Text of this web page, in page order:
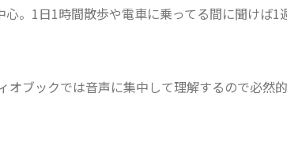
。1日1時間散歩や電車に乗ってる間に聞けば1
ブックでは音声に集中して理解するので必然